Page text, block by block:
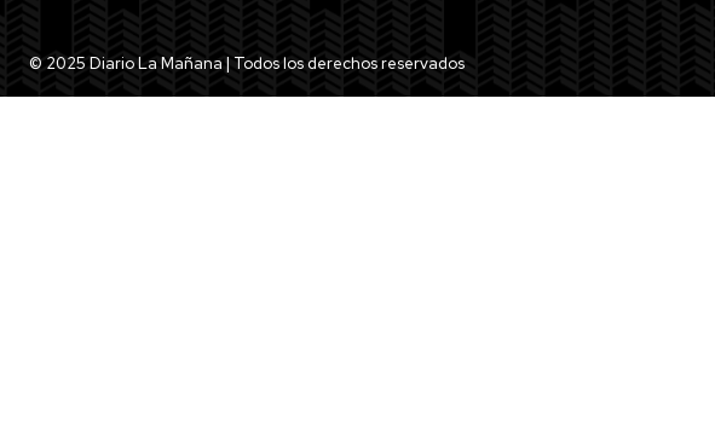
© 2025 Diario La Mañana | Todos los derechos reservados